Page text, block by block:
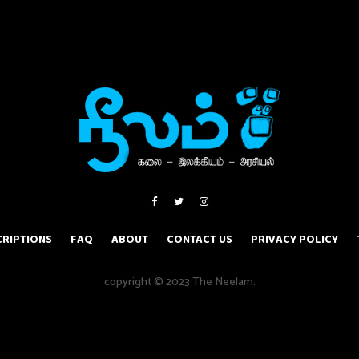
FAQ ABOUT CONTACT US PRIVACY POLICY
copyright © 2023 The Neelam.